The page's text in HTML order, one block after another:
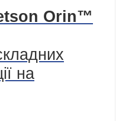
Orin™
на